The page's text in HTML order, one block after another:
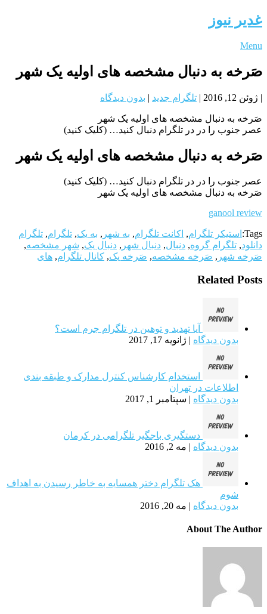
غدیر نیوز
Menu
صَرخه به دنبال مشخصه های اولیه یک شهر
| ژوئن 12, 2016 | تلگرام جدید | بدون دیدگاه
صَرخه به دنبال مشخصه های اولیه یک شهر
عصر جنوب را در در تلگرام دنبال کنید… (کلیک کنید)
صَرخه به دنبال مشخصه های اولیه یک شهر
عصر جنوب را در در تلگرام دنبال کنید… (کلیک کنید)
صَرخه به دنبال مشخصه های اولیه یک شهر
ganool review
Tags: استیکر تلگرام, اکانت تلگرام, به شهر , به یک, تلگرام, تلگرام
دانلود, تلگرام گروه, دنبال, دنبال شهر , دنبال یک, شهر مشخصه,
صَرخه شهر , صَرخه مشخصه, صَرخه یک, کانال تلگرام, های
Related Posts
آیا تهدید و توهین در تلگرام جرم است؟
بدون دیدگاه | ژانویه 17, 2017
استخدام کارشناس کنترل مدارک و طبقه بندی
اطلاعات در تهران
بدون دیدگاه | سپتامبر 1, 2017
دستگیری باجگیر تلگرامی در کرمان
بدون دیدگاه | مه 2, 2016
هک تلگرام دختر همسایه به خاطر رسیدن به اهداف
شوم
بدون دیدگاه | مه 20, 2016
About The Author